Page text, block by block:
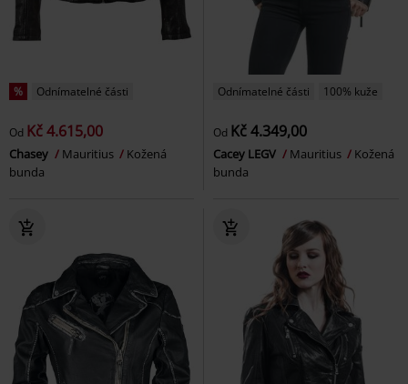
% Odnímatelné části
Od Kč 4.615,00
Chasey Mauritius
Kožená
bunda
Odnímatelné části 100% kuže
Od Kč 4.349,00
Cacey LEGV Mauritius
Kožená
bunda